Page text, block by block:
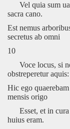
Vel quia sum
sacra cano.
Est nemus
secretus ab omni
10
Voce locus, si
obstreperetur aquis:
Hic ego
mensis origo
Esset, et in cura
huius eram.